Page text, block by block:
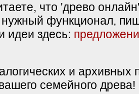
что 'древо
функционал,
идеи здесь:
и архивных
семейного древа!